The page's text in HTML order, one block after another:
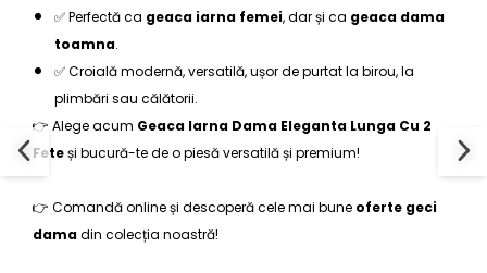
✅ Perfectă ca geaca iarna femei, dar și ca geaca dama
toamna.
✅ Croială modernă, versatilă, ușor de purtat la birou, la
plimbări sau călătorii.
👉 Alege acum Geaca Iarna Dama Eleganta Lunga Cu 2
Feteși bucură-te de o piesă versatilă și premium!
👉 Comandă online și descoperă cele mai bune oferte geci
damadin colecția noastră!